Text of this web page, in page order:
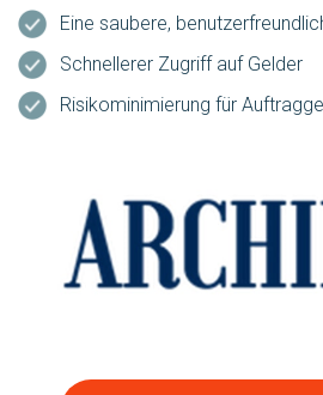
Eine saubere,
Schnellerer Zugriff auf Gelder
Risikominimierung für